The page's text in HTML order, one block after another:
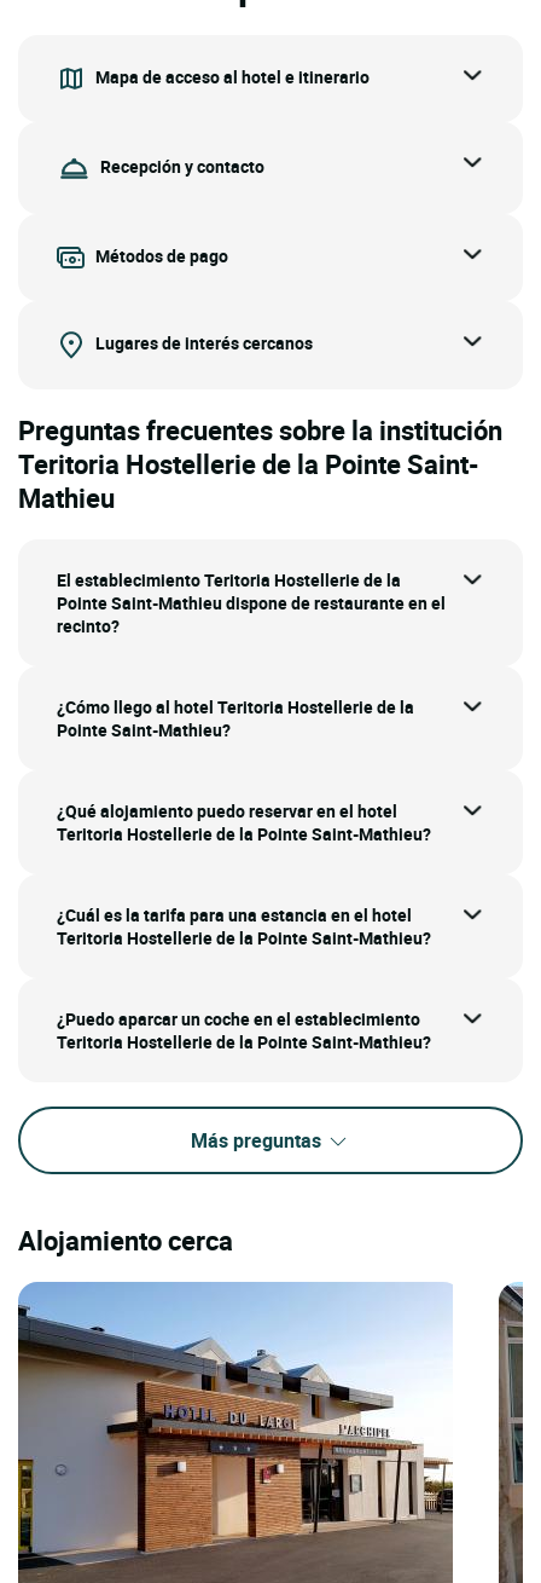
Mapa de acceso al hotel e itinerario
Recepción y contacto
Métodos de pago
Lugares de interés cercanos
Preguntas frecuentes sobre la institución
Teritoria Hostellerie de la Pointe Saint-
Mathieu
El establecimiento Teritoria Hostellerie de la
Pointe Saint-Mathieu dispone de restaurante en el
recinto?
¿Cómo llego al hotel Teritoria Hostellerie de la
Pointe Saint-Mathieu?
¿Qué alojamiento puedo reservar en el hotel
Teritoria Hostellerie de la Pointe Saint-Mathieu?
¿Cuál es la tarifa para una estancia en el hotel
Teritoria Hostellerie de la Pointe Saint-Mathieu?
¿Puedo aparcar un coche en el establecimiento
Teritoria Hostellerie de la Pointe Saint-Mathieu?
Más preguntas
Alojamiento cerca